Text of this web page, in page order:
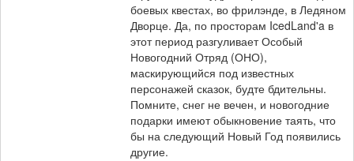
боевых квестах, во фрилэнде, в Ледяном
Дворце. Да, по просторам IcedLand'a в
этот период разгуливает Особый
Новогодний Отряд (ОНО),
маскирующийся под известных
персонажей сказок, будте бдительны.
Помните, снег не вечен, и новогодние
подарки имеют обыкновение таять, что
бы на следующий Новый Год появились
другие.